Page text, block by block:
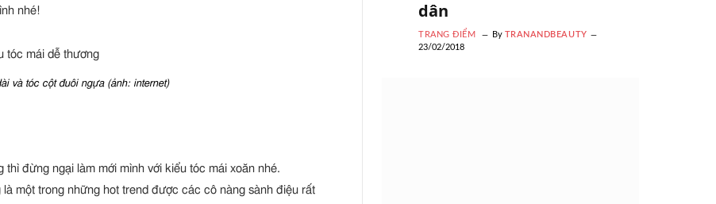
nhé!
và tóc cột đuôi ngựa (ảnh: internet)
đừng ngại làm mới mình với kiểu tóc mái xoăn nhé.
một trong những hot trend được các cô nàng sành điệu rất
dân
TRANG ĐIỂM By TRANANDBEAUTY
23/02/2018